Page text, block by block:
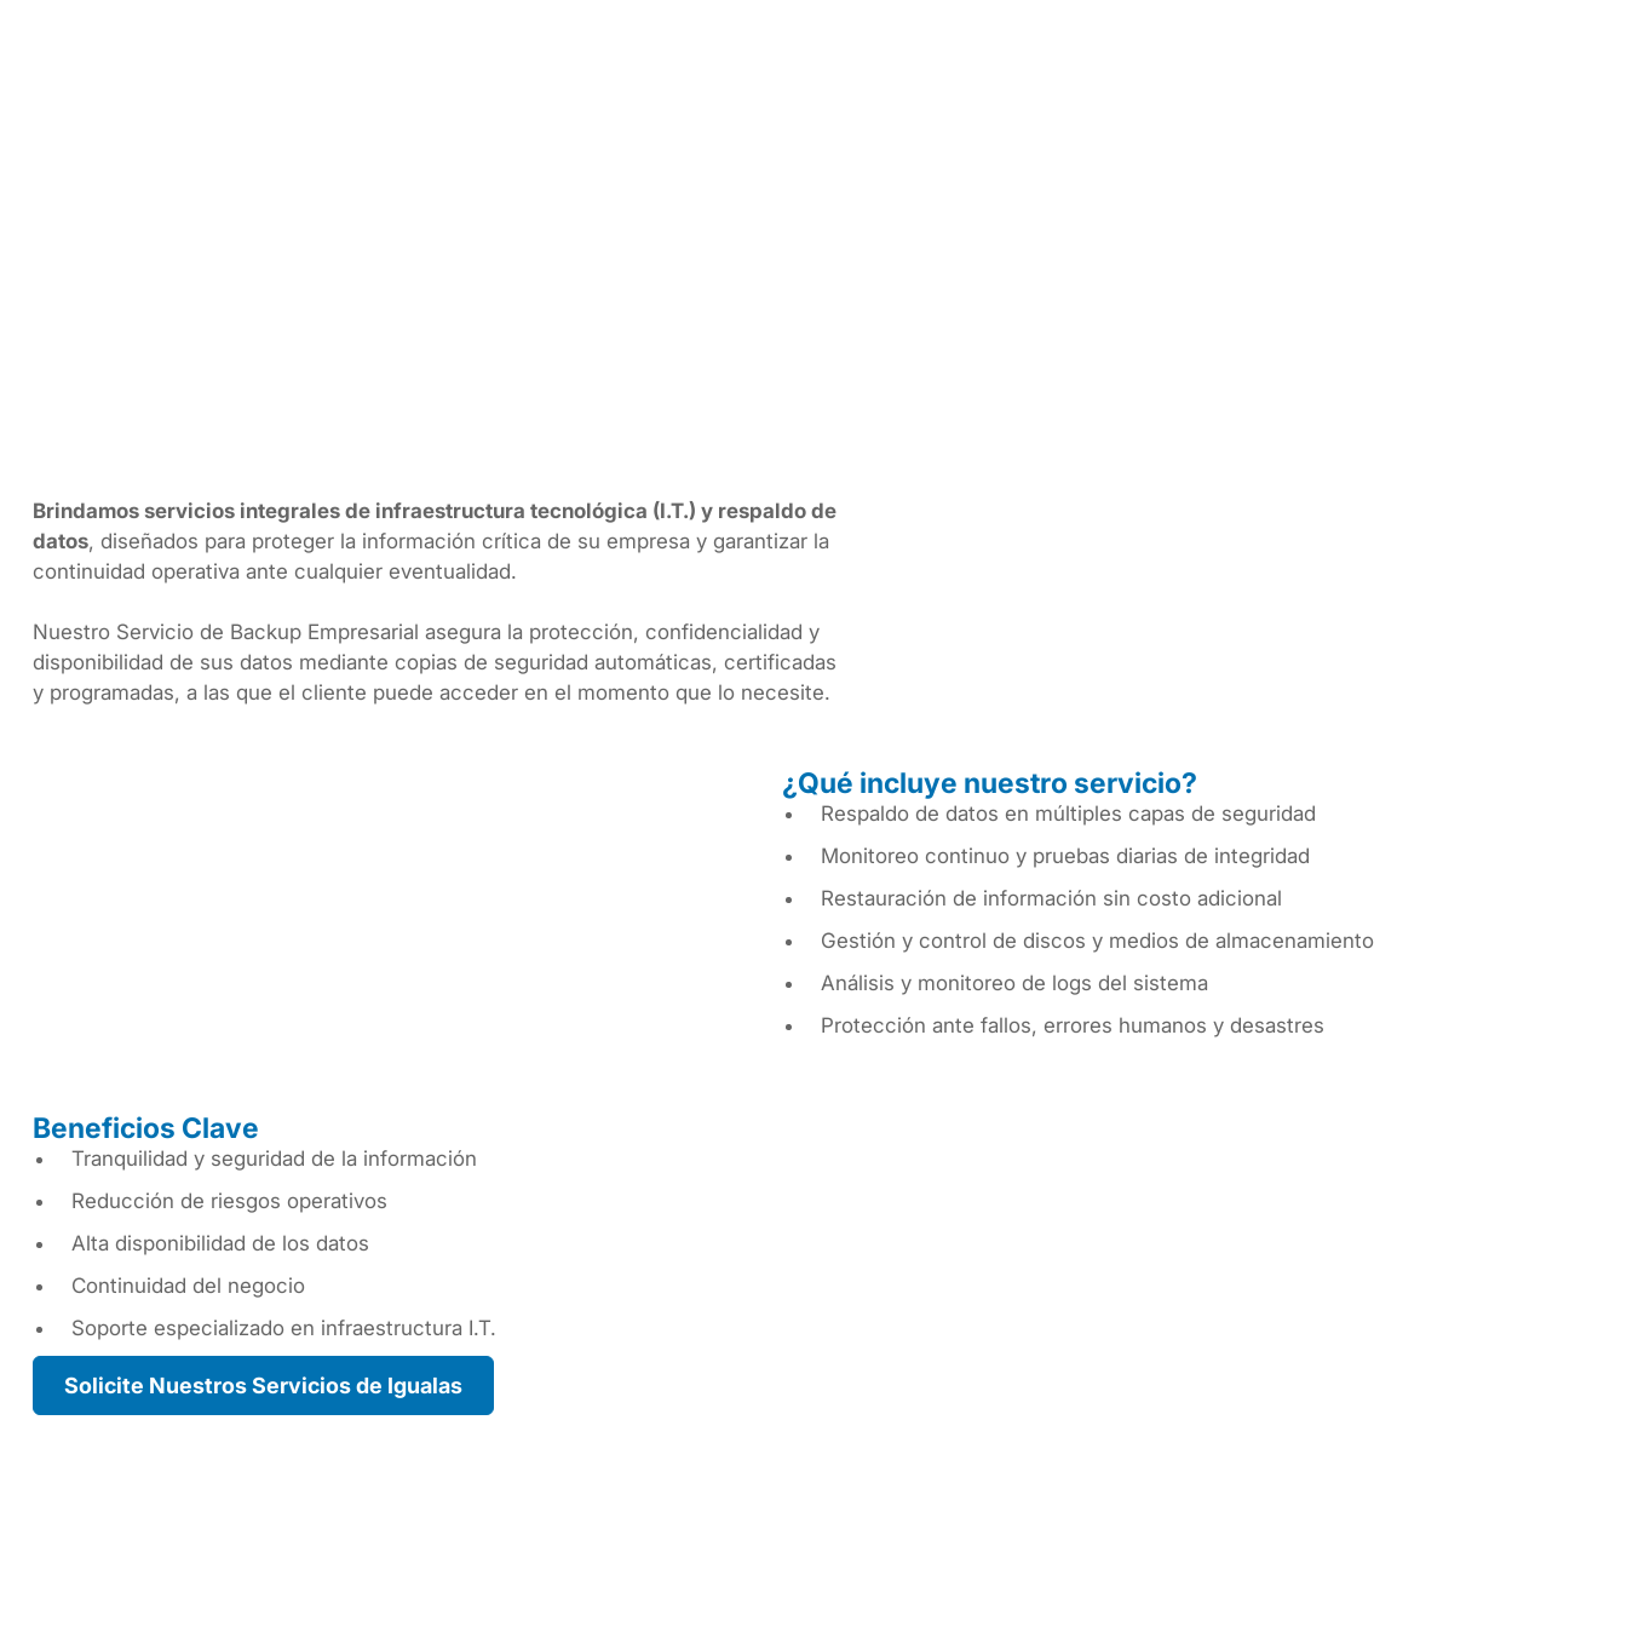
Brindamos servicios integrales de infraestructura tecnológica (I.T.) y respaldo de
datos, diseñados para proteger la información crítica de su empresa y garantizar la
continuidad operativa ante cualquier eventualidad.
Nuestro Servicio de Backup Empresarial asegura la protección, confidencialidad y
disponibilidad de sus datos mediante copias de seguridad automáticas, certificadas
y programadas, a las que el cliente puede acceder en el momento que lo necesite.
¿Qué incluye nuestro servicio?
Respaldo de datos en múltiples capas de seguridad
Monitoreo continuo y pruebas diarias de integridad
Restauración de información sin costo adicional
Gestión y control de discos y medios de almacenamiento
Análisis y monitoreo de logs del sistema
Protección ante fallos, errores humanos y desastres
Beneficios Clave
Tranquilidad y seguridad de la información
Reducción de riesgos operativos
Alta disponibilidad de los datos
Continuidad del negocio
Soporte especializado en infraestructura I.T.
Solicite Nuestros Servicios de Igualas